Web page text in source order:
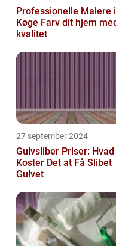
Professionelle Malere i
Køge Farv dit hjem med
kvalitet
27 september 2024
Gulvsliber Priser: Hvad
Koster Det at Få Slibet
Gulvet